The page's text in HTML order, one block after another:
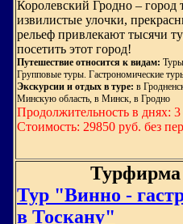
Королевский Гродно –
извилистые улочки,
рельеф привлекают тысячи
посетить этот город!
Путешествие относится к видам:
Групповые туры. Гастрономические
Экскурсии и отдых в туре: в
Минскую область, в Минск, в Гродно
Продолжительность в днях: 3
Стоимость: 29850 руб. без
Тур "Винно -
в Тоскану"